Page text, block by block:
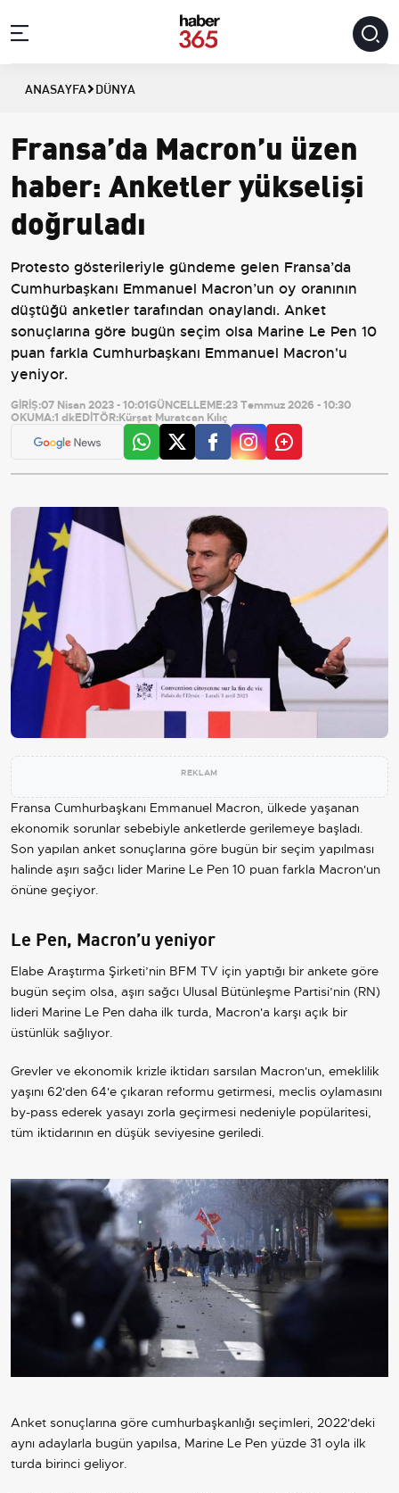
ANASAYFA DÜNYA
Fransa’da Macron’u üzen
haber: Anketler yükselişi
doğruladı
Protesto gösterileriyle gündeme gelen Fransa’da
Cumhurbaşkanı Emmanuel Macron’un oy oranının
düştüğü anketler tarafından onaylandı. Anket
sonuçlarına göre bugün seçim olsa Marine Le Pen 10
puan farkla Cumhurbaşkanı Emmanuel Macron'u
yeniyor.
GİRİŞ:07 Nisan 2023 - 10:01GÜNCELLEME:23 Temmuz 2026 - 10:30
OKUMA:1 dkEDİTÖR:Kürşat Muratcan Kılıç
REKLAM
Fransa Cumhurbaşkanı Emmanuel Macron, ülkede yaşanan
ekonomik sorunlar sebebiyle anketlerde gerilemeye başladı.
Son yapılan anket sonuçlarına göre bugün bir seçim yapılması
halinde aşırı sağcı lider Marine Le Pen 10 puan farkla Macron'un
önüne geçiyor.
Le Pen, Macron’u yeniyor
Elabe Araştırma Şirketi’nin BFM TV için yaptığı bir ankete göre
bugün seçim olsa, aşırı sağcı Ulusal Bütünleşme Partisi’nin (RN)
lideri Marine Le Pen daha ilk turda, Macron'a karşı açık bir
üstünlük sağlıyor.
Grevler ve ekonomik krizle iktidarı sarsılan Macron'un, emeklilik
yaşını 62'den 64'e çıkaran reformu getirmesi, meclis oylamasını
by-pass ederek yasayı zorla geçirmesi nedeniyle popülaritesi,
tüm iktidarının en düşük seviyesine geriledi.
Anket sonuçlarına göre cumhurbaşkanlığı seçimleri, 2022'deki
aynı adaylarla bugün yapılsa, Marine Le Pen yüzde 31 oyla ilk
turda birinci geliyor.